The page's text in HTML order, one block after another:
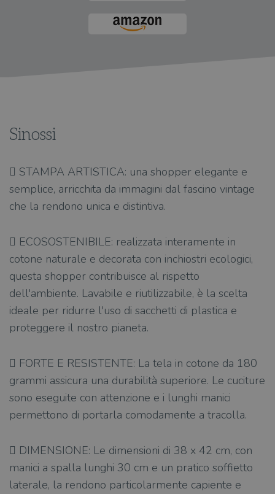
Sinossi
 STAMPA ARTISTICA: una shopper elegante e
semplice, arricchita da immagini dal fascino vintage
che la rendono unica e distintiva.
 ECOSOSTENIBILE: realizzata interamente in
cotone naturale e decorata con inchiostri ecologici,
questa shopper contribuisce al rispetto
dell'ambiente. Lavabile e riutilizzabile, è la scelta
ideale per ridurre l'uso di sacchetti di plastica e
proteggere il nostro pianeta.
 FORTE E RESISTENTE: La tela in cotone da 180
grammi assicura una durabilità superiore. Le cuciture
sono eseguite con attenzione e i lunghi manici
permettono di portarla comodamente a tracolla.
 DIMENSIONE: Le dimensioni di 38 x 42 cm, con
manici a spalla lunghi 30 cm e un pratico soffietto
laterale, la rendono particolarmente capiente e